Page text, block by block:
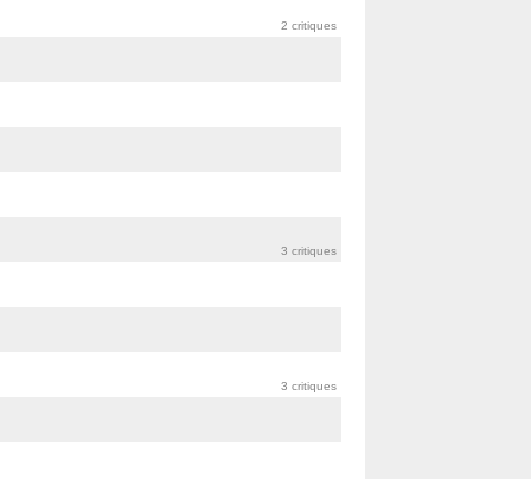
2 critiques
3 critiques
3 critiques